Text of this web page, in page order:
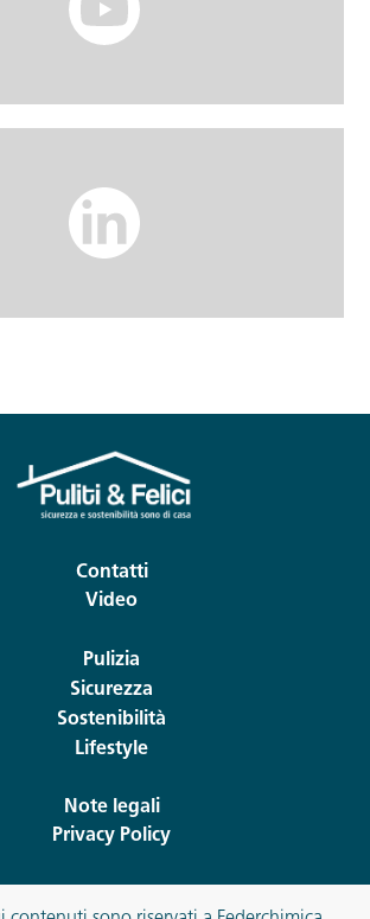
Contatti
Video
Pulizia
Sicurezza
Sostenibilità
Lifestyle
Note legali
Privacy Policy